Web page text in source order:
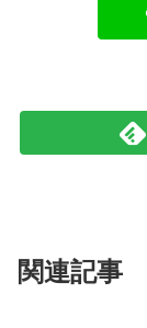
関連記事